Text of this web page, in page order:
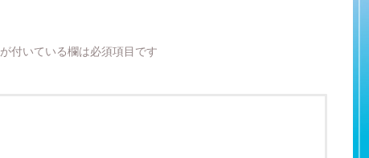
が付いている欄は必須項目です